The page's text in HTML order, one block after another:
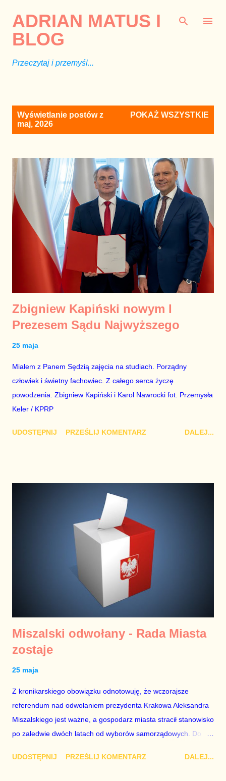
ADRIAN MATUS I
BLOG
Przeczytaj i przemyśl...
Wyświetlanie postów z
maj, 2026
POKAŻ WSZYSTKIE
Zbigniew Kapiński nowym I
Prezesem Sądu Najwyższego
25 maja
Miałem z Panem Sędzią zajęcia na studiach. Porządny
człowiek i świetny fachowiec. Z całego serca życzę
powodzenia. Zbigniew Kapiński i Karol Nawrocki fot. Przemysła
Keler / KPRP
UDOSTĘPNIJ PRZEŚLIJ KOMENTARZ DALEJ...
Miszalski odwołany - Rada Miasta
zostaje
25 maja
Z kronikarskiego obowiązku odnotowuję, że wczorajsze
referendum nad odwołaniem prezydenta Krakowa Aleksandra
Miszalskiego jest ważne, a gospodarz miasta stracił stanowisko
po zaledwie dwóch latach od wyborów samorządowych. Do
dotyczącym odwo łania prezydenta Krakowa wydano 176 228
UDOSTĘPNIJ PRZEŚLIJ KOMENTARZ DALEJ...